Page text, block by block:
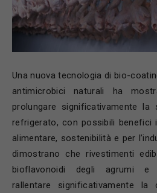
Una nuova tecnologia di bio-
antimicrobici naturali ha
prolungare significativamente
refrigerato, con possibili benefici
alimentare, sostenibilità e per
dimostrano che rivestimenti
bioflavonoidi degli agrumi e
rallentare significativamente